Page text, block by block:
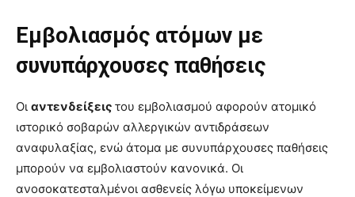
Εμβολιασμός ατόμων με
συνυπάρχουσες παθήσεις
Οι αντενδείξεις του εμβολιασμού αφορούν ατομικό
ιστορικό σοβαρών αλλεργικών αντιδράσεων
αναφυλαξίας, ενώ άτομα με συνυπάρχουσες παθήσεις
μπορούν να εμβολιαστούν κανονικά. Οι
ανοσοκατεσταλμένοι ασθενείς λόγω υποκείμενων